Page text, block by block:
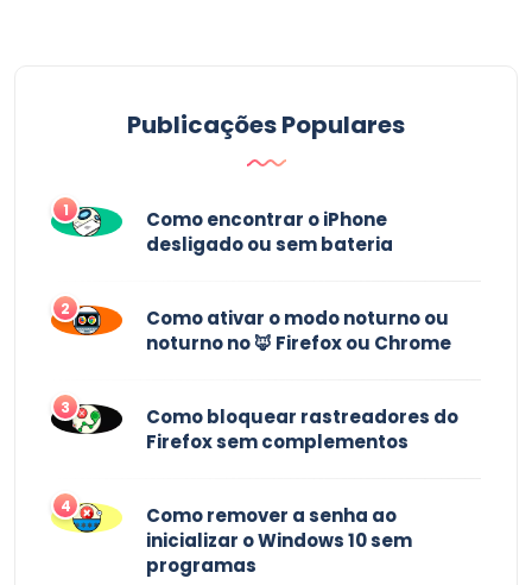
Publicações Populares
1
Como encontrar o iPhone
desligado ou sem bateria
2
Como ativar o modo noturno ou
noturno no 🦊 Firefox ou Chrome
3
Como bloquear rastreadores do
Firefox sem complementos
4
Como remover a senha ao
inicializar o Windows 10 sem
programas